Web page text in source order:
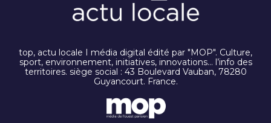
top, actu locale I média digital édité par "MOP". Culture,
sport, environnement, initiatives, innovations… l’info des
territoires. siège social : 43 Boulevard Vauban, 78280
Guyancourt. France.